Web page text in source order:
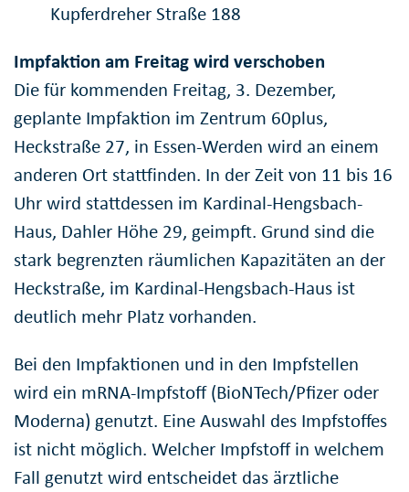
Kupferdreher Straße 188
Impfaktion am Freitag wird verschoben
Die für kommenden Freitag, 3. Dezember,
geplante Impfaktion im Zentrum 60plus,
Heckstraße 27, in Essen-Werden wird an einem
anderen Ort stattfinden. In der Zeit von 11 bis 16
Uhr wird stattdessen im Kardinal-Hengsbach-
Haus, Dahler Höhe 29, geimpft. Grund sind die
stark begrenzten räumlichen Kapazitäten an der
Heckstraße, im Kardinal-Hengsbach-Haus ist
deutlich mehr Platz vorhanden.
Bei den Impfaktionen und in den Impfstellen
wird ein mRNA-Impfstoff (BioNTech/Pfizer oder
Moderna) genutzt. Eine Auswahl des Impfstoffes
ist nicht möglich. Welcher Impfstoff in welchem
Fall genutzt wird entscheidet das ärztliche